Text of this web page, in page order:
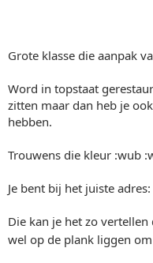
Grote klasse die aanpak
Word in topstaat
zitten maar dan heb je
hebben.
Trouwens die kleur :wub
Je bent bij het juiste
Die kan je het zo
wel op de plank liggen